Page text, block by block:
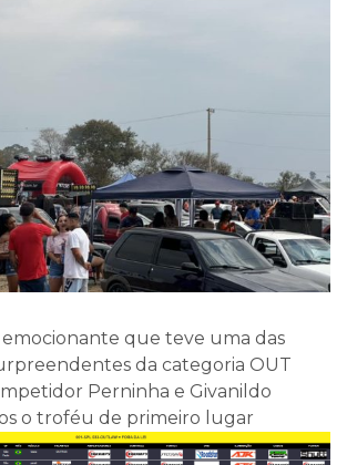
que teve uma das
da categoria OUT
Perninha e Givanildo
o troféu de primeiro lugar